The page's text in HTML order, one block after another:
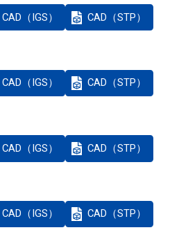
CAD（IGS） CAD（STP）
CAD（IGS） CAD（STP）
CAD（IGS） CAD（STP）
CAD（IGS） CAD（STP）